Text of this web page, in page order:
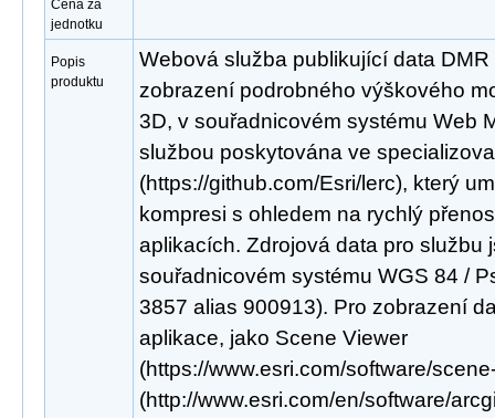
Cena za
jednotku
Popis
produktu
Webová služba publikující data
zobrazení podrobného výškového
3D, v souřadnicovém systému Web
službou poskytována ve
(https://github.com/Esri/lerc), který
kompresi s ohledem na rychlý
aplikacích. Zdrojová data pro službu
souřadnicovém systému WGS 84 /
3857 alias 900913). Pro zobrazení
aplikace, jako Scene Viewer
(https://www.esri.com/software/
(http://www.esri.com/en/software/